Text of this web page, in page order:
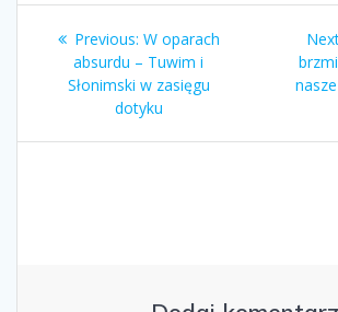
Nawigacja
wpisu
Previous: Previous
post:
W oparach
absurdu – Tuwim i
Słonimski w zasięgu
dotyku